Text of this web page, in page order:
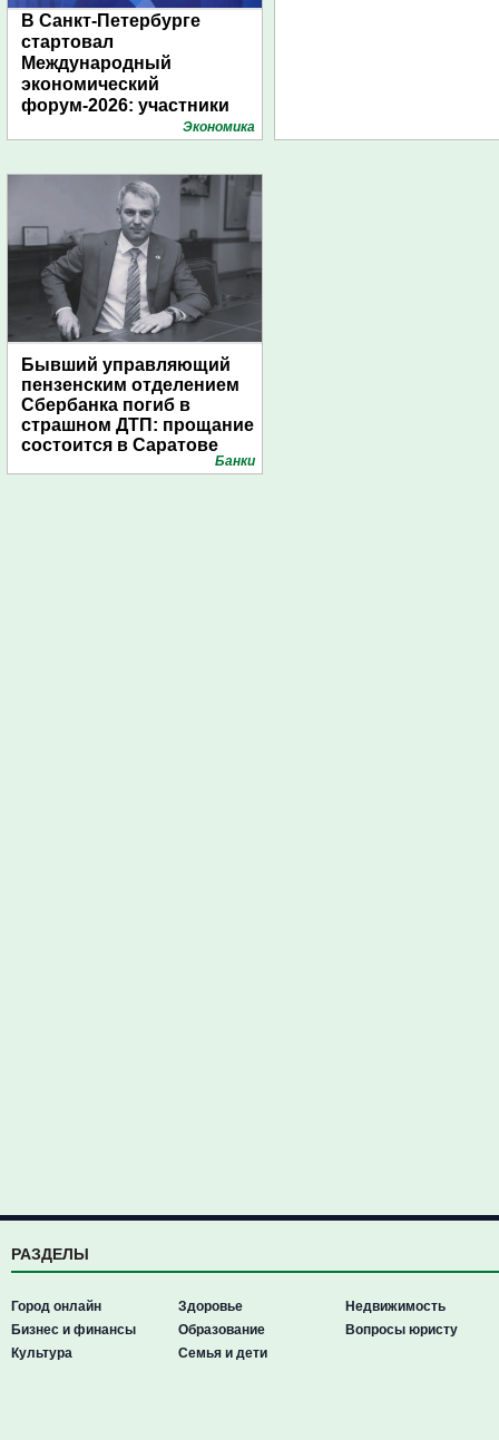
В Санкт-Петербурге
стартовал
Международный
экономический
форум-2026: участники
подготовили креативные
Экономика
Бывший управляющий
пензенским отделением
Сбербанка погиб в
страшном ДТП: прощание
состоится в Саратове
Банки
РАЗДЕЛЫ
Город онлайн
Бизнес и финансы
Культура
Здоровье
Образование
Семья и дети
Недвижимость
Вопросы юристу